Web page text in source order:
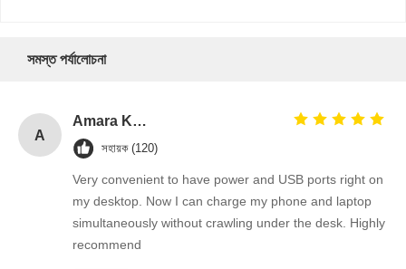
সমস্ত পর্যালোচনা
A
Amara Khan
সহায়ক (120)
Very convenient to have power and USB ports right on
my desktop. Now I can charge my phone and laptop
simultaneously without crawling under the desk. Highly
recommend